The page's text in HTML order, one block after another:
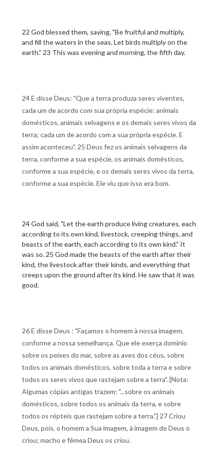
22 God blessed them, saying, "Be fruitful and multiply,
and fill the waters in the seas. Let birds multiply on the
earth." 23 This was evening and morning, the fifth day.
24 E disse Deus: "Que a terra produza seres viventes,
cada um de acordo com sua própria espécie: animais
domésticos, animais selvagens e os demais seres vivos da
terra; cada um de acordo com a sua própria espécie. E
assim aconteceu". 25 Deus fez os animais selvagens da
terra, conforme a sua espécie, os animais domésticos,
conforme a sua espécie, e os demais seres vivos da terra,
conforme a sua espécie. Ele viu que isso era bom.
24 God said, "Let the earth produce living creatures, each
according to its own kind, livestock, creeping things, and
beasts of the earth, each according to its own kind." It
was so. 25 God made the beasts of the earth after their
kind, the livestock after their kinds, and everything that
creeps upon the ground after its kind. He saw that it was
good.
26 E disse Deus : "Façamos o homem à nossa imagem,
conforme a nossa semelhança. Que ele exerça domínio
sobre os peixes do mar, sobre as aves dos céus, sobre
todos os animais domésticos, sobre toda a terra e sobre
todos os seres vivos que rastejam sobre a terra". [Nota:
Algumas cópias antigas trazem: "...sobre os animais
domésticos, sobre todos os animais da terra, e sobre
todos os répteis que rastejam sobre a terra."] 27 Criou
Deus, pois, o homem a Sua imagem, à imagem de Deus o
criou; macho e fêmea Deus os criou.